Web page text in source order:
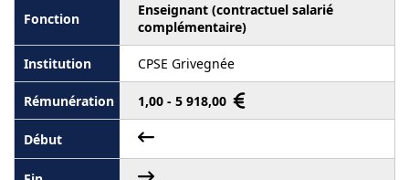
Enseignant (contractuel salarié
complémentaire)
CPSE Grivegnée
1,00 - 5 918,00